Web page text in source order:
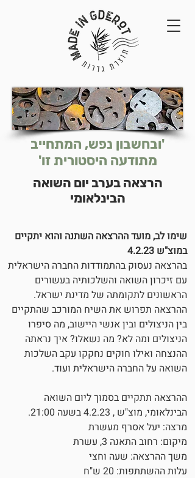
'ובחשבון נפש, המתחייב
מתודעה היסטורית זו'
הרצאה בערב יום השואה
הבינלאומי
שימו לב, מועד ההרצאה השתנה והוא יתקיים
במוצ"ש 4.2.23
בהרצאה נעסוק בהתמודדות החברה הישראלית
עם זיכרון השואה והשלכותיה בעשורים
הראשונים לתקומתה של מדינת ישראל.
ההרצאה תפרוש את השיח המורכב שהתקיים
בין הניצולים ובין אנשי היישוב, מה סיפרו
הניצולים ומה לא? מה נשאלו? איך נראתה
ההנצחה ואילו חוקים נחקקו עקב השלכות
השואה על החברה הישראלית ועוד.
ההרצאה תתקיים בסמוך ליום השואה
הבינלאומי, מוצ"ש , 4.2.23 בשעה 21:00.
מרצה: יעל אסרף מעשרת
מיקום: רחוב התאנה 3, עשרת
משך ההרצאה: שעה וחצי
עלות ההשתתפות: 20 ש"ח